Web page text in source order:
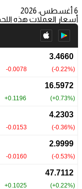
6 أغسطس، 2026
أسعار العملات هذه